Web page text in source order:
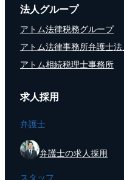
法人グループ
アトム法律税務グループ
アトム法律事務所弁護士法
アトム相続税理士事務所
求人採用
弁護士
弁護士の求人採用
スタッフ